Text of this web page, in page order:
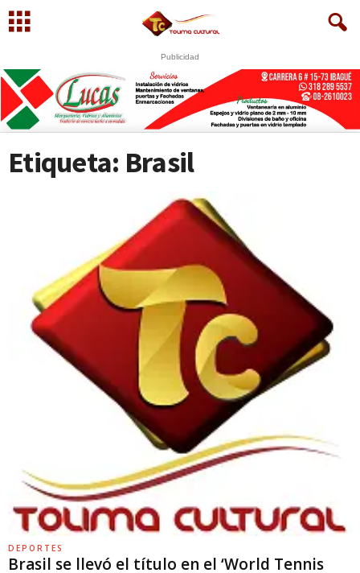
Publicidad
Etiqueta: Brasil
DEPORTES
Brasil se llevó el título en el ‘World Tennis